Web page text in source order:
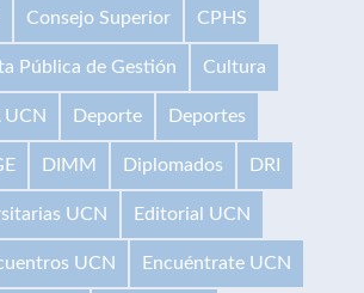
Consejo Superior CPHS
Pública de Gestión Cultura
UCN Deporte Deportes
DIMM Diplomados DRI
UCN Editorial UCN
UCN Encuéntrate UCN